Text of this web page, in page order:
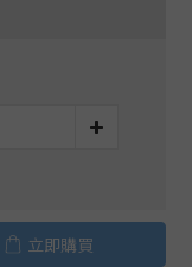
立即購買